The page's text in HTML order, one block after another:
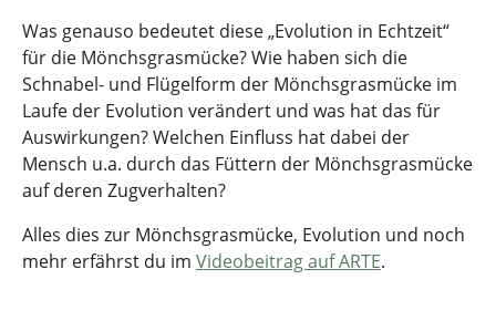
Was genauso bedeutet diese „Evolution in Echtzeit“
für die Mönchsgrasmücke? Wie haben sich die
Schnabel- und Flügelform der Mönchsgrasmücke im
Laufe der Evolution verändert und was hat das für
Auswirkungen? Welchen Einfluss hat dabei der
Mensch u.a. durch das Füttern der Mönchsgrasmücke
auf deren Zugverhalten?
Alles dies zur Mönchsgrasmücke, Evolution und noch
mehr erfährst du im Videobeitrag auf ARTE.